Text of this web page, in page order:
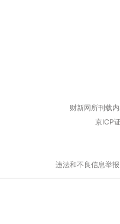
财新网所刊载
京ICP
违法和不良信息举